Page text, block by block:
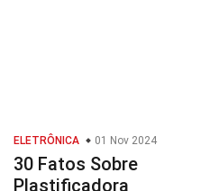
ELETRÔNICA 01 Nov 2024
30 Fatos Sobre
Plastificadora